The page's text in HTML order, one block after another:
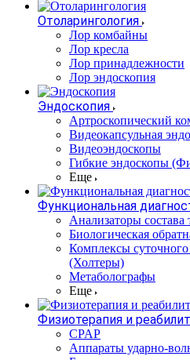
Отоларингология
Лор комбайны
Лор кресла
Лор принадлежности
Лор эндоскопия
Эндоскопия
Артроскопический
Видеокапсульная
Видеоэндоскопы
Гибкие эндоскопы
Еще
Функциональная
Анализаторы состава
Биологическая
Комплексы
(Холтеры)
Метаболографы
Еще
Физиотерапия и
CPAP
Аппараты ударно-